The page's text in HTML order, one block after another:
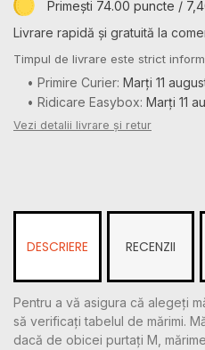
Primești 74.00 puncte /
Livrare rapidă și gratuită la
Timpul de livrare este strict
• Primire Curier: Marți 11
• Ridicare Easybox: Marți 11
Vezi detalii livrare și retur
DESCRIERE RECENZII
Pentru a vă asigura că alegeți
să verificați tabelul de mărimi.
dacă de obicei purtați M,